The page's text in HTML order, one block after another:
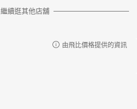
繼續逛其他店舖
由飛比價格提供的資訊